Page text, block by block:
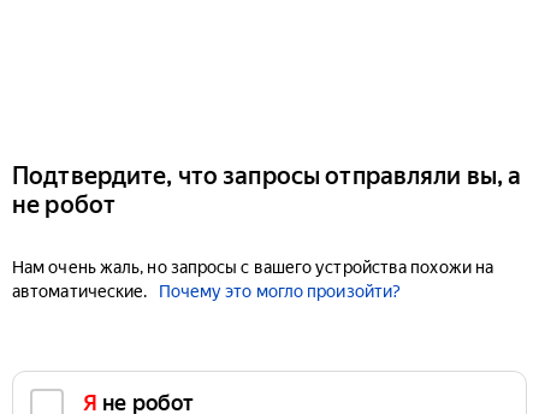
Подтвердите, что запросы отправляли вы, а
не робот
Нам очень жаль, но запросы с вашего устройства похожи на
автоматические.
Почему это могло произойти?
Я не робот